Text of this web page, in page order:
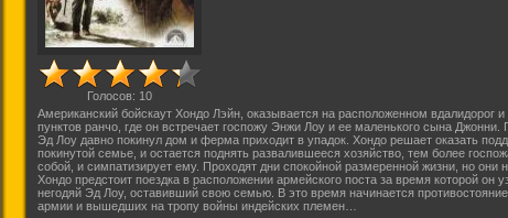
Голосов: 10
Американский бойскаут Хондо Лэйн, оказывается на расположенном вдалидорог
пунктов ранчо, где он встречает госпожу Энжи Лоу и ее маленького сына Джонни.
Эд Лоу давно покинул дом и ферма приходит в упадок. Хондо решает оказать
покинутой семье, и остается поднять развалившееся хозяйство, тем более
собой, и симпатизирует ему. Проходят дни спокойной размеренной жизни, но они
Хондо предстоит поездка в расположении армейского поста за время которой он
негодяй Эд Лоу, оставивший свою семью. В это время начинается противостояние
армии и вышедших на тропу войны индейских племен…